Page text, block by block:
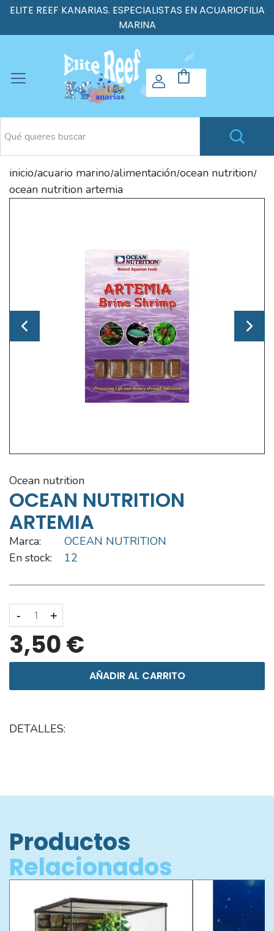
ELITE REEF KANARIAS. ESPECIALISTAS EN ACUARIOFILIA
MARINA
inicio/acuario marino/alimentación/ocean nutrition/
ocean nutrition artemia
ocean nutrition
OCEAN NUTRITION
ARTEMIA
Marca:
OCEAN NUTRITION
En stock:
12
- +
3,50 €
AÑADIR AL CARRITO
DETALLES:
Productos
Relacionados